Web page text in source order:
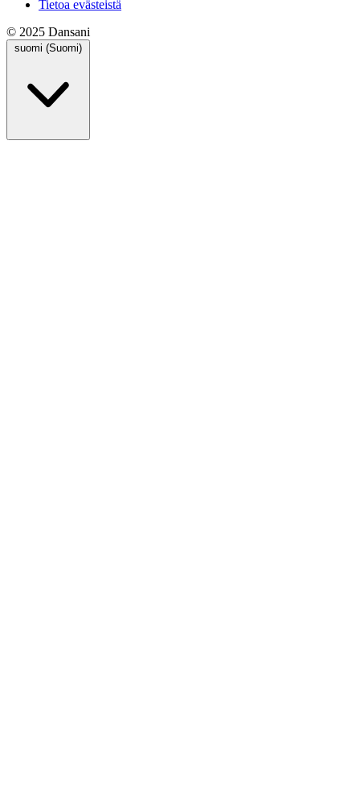
Tietoa evästeistä
© 2025 Dansani
suomi (Suomi)